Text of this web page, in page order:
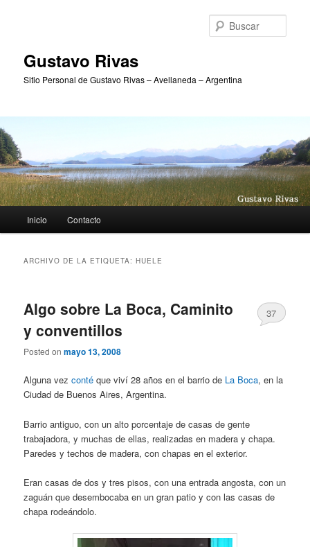
Gustavo Rivas
Sitio Personal de Gustavo Rivas – Avellaneda – Argentina
principal
Inicio Contacto
ARCHIVO DE LA ETIQUETA:HUELE
Algo sobre La Boca, Caminito
y conventillos
Posted onmayo 13, 2008
37
Alguna vezconté que viví 28 años en el barrio de La Boca, en la
Ciudad de Buenos Aires, Argentina.
Barrio antiguo, con un alto porcentaje de casas de gente
trabajadora, y muchas de ellas, realizadas en madera y chapa.
Paredes y techos de madera, con chapas en el exterior.
Eran casas de dos y tres pisos, con una entrada angosta, con un
zaguán que desembocaba en un gran patio y con las casas de
chapa rodeándolo.